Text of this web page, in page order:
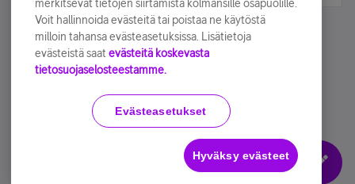
Käyttöehdot Accessibility statement
Evästeasetukset
merkitsevät tietojen siirtämistä kolmansille osapuolille.
Voit hallinnoida evästeitä tai poistaa ne käytöstä
milloin tahansa evästeasetuksissa. Lisätietoja
evästeistä saat evästeitä koskevasta
tietosuojaselosteestamme.
Evästeasetukset
Hyväksy evästeet